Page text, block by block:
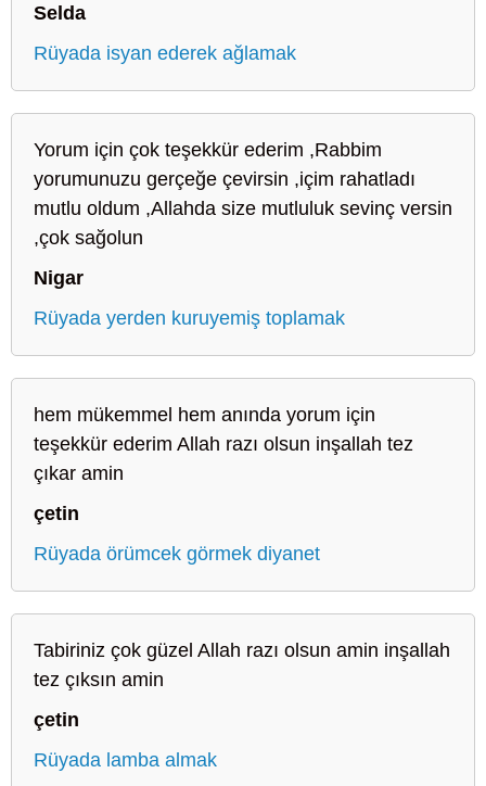
Selda
Rüyada isyan ederek ağlamak
Yorum için çok teşekkür ederim ,Rabbim
yorumunuzu gerçeğe çevirsin ,içim rahatladı
mutlu oldum ,Allahda size mutluluk sevinç versin
,çok sağolun
Nigar
Rüyada yerden kuruyemiş toplamak
hem mükemmel hem anında yorum için
teşekkür ederim Allah razı olsun inşallah tez
çıkar amin
çetin
Rüyada örümcek görmek diyanet
Tabiriniz çok güzel Allah razı olsun amin inşallah
tez çıksın amin
çetin
Rüyada lamba almak